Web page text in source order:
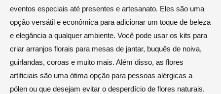
eventos especiais até presentes e artesanato. Eles são uma
opção versátil e econômica para adicionar um toque de beleza
e elegância a qualquer ambiente. Você pode usar os kits para
criar arranjos florais para mesas de jantar, buquês de noiva,
guirlandas, coroas e muito mais. Além disso, as flores
artificiais são uma ótima opção para pessoas alérgicas a
pólen ou que desejam evitar o desperdício de flores naturais.